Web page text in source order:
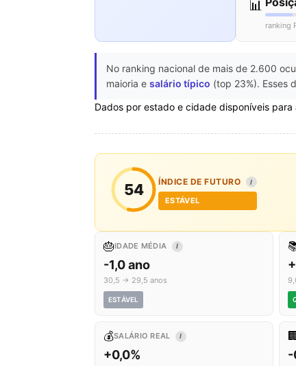
📊
ranking
No ranking nacional de mais de 2.600
maioria e salário típico (top 23%). Esses
Dados por estado e cidade disponíveis para
54 ÍNDICE DE FUTURO I
ESTÁVEL
🎂IDADE MÉDIA I
-1,0 ano
30,5 → 29,5 anos
ESTÁVEL
💰SALÁRIO REAL I
+0,0%
🏢
-